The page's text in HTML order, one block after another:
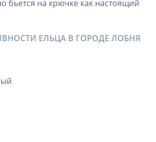
бьется на крючке как настоящий
ЕЛЬЦА В ГОРОДЕ ЛОБНЯ